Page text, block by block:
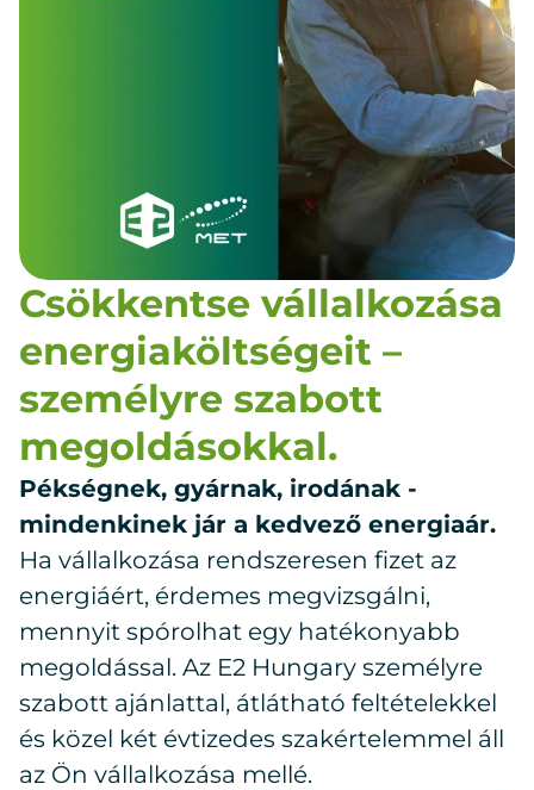
Csökkentse vállalkozása
energiaköltségeit –
személyre szabott
megoldásokkal.
Pékségnek, gyárnak, irodának -
mindenkinek jár a kedvező energiaár.
Ha vállalkozása rendszeresen fizet az
energiáért, érdemes megvizsgálni,
mennyit spórolhat egy hatékonyabb
megoldással. Az E2 Hungary személyre
szabott ajánlattal, átlátható feltételekkel
és közel két évtizedes szakértelemmel áll
az Ön vállalkozása mellé.